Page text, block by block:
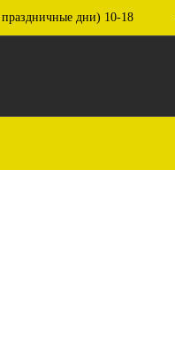
дни) 10-18